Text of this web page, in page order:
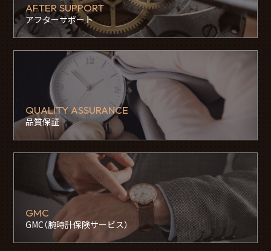
AFTER SUPPORT
アフターサポート
QUALITY ASSURANCE
品質保証
GMC
GMC（腕時計保険サービス）